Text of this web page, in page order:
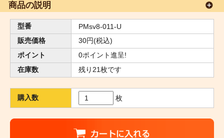
商品の説明
型番
PMsv8-011-U
販売価格
30円(税込)
ポイント
0ポイント進呈!
在庫数
残り21枚です
購入数 枚